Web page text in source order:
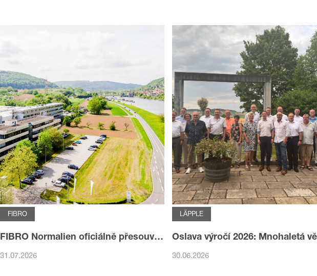
FIBRO
FIBRO Normalien oficiálně přesouvá své sídlo do Haßmersheimu
31.07.2026
LÄPPLE
30.06.2026